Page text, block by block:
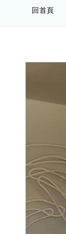
回首頁